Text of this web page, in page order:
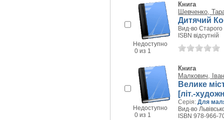
Недоступно
0 из 1
Книга
Шевченко,
Дитячий
Вид-во Старого
ISBN відсутній
Недоступно
0 из 1
Книга
Малкович, Іван
Велике
[літ.-
Серія: Для
Вид-во
ISBN 978-966-